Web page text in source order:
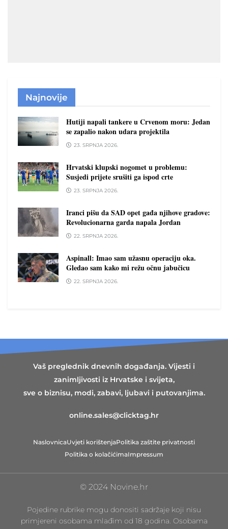
Najnovije
Hutiji napali tankere u Crvenom moru: Jedan
se zapalio nakon udara projektila
23. SRPNJA 2026.
Hrvatski klupski nogomet u problemu:
Susjedi prijete srušiti ga ispod crte
23. SRPNJA 2026.
Iranci pišu da SAD opet gađa njihove gradove:
Revolucionarna garda napala Jordan
22. SRPNJA 2026.
Aspinall: Imao sam užasnu operaciju oka.
Gledao sam kako mi režu očnu jabučicu
22. SRPNJA 2026.
Vaš preglednik dnevnih događanja. Vijesti i
zanimljivosti iz Hrvatske i svijeta,
sve o biznisu, modi, zabavi, ljubavi i putovanjima.
online.sales@clicktag.hr
NaslovnicaUvjeti korištenjaPolitika zaštite privatnosti
Politika o kolačićimaImpressum
© 2024 Novine.hr
Pojedine rubrike mogu donositi sadržaje koji nisu
primjereni osobama mlađim od 18 godina. Osobama